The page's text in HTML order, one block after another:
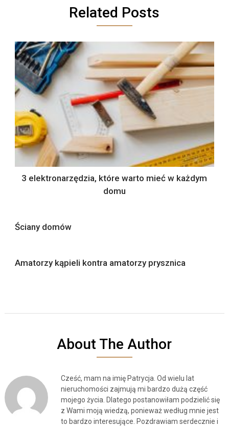
Related Posts
3 elektronarzędzia, które warto mieć w każdym
domu
Ściany domów
Amatorzy kąpieli kontra amatorzy prysznica
About The Author
Cześć, mam na imię Patrycja. Od wielu lat
nieruchomości zajmują mi bardzo dużą część
mojego życia. Dlatego postanowiłam podzielić się
z Wami moją wiedzą, ponieważ według mnie jest
to bardzo interesujące. Pozdrawiam serdecznie i